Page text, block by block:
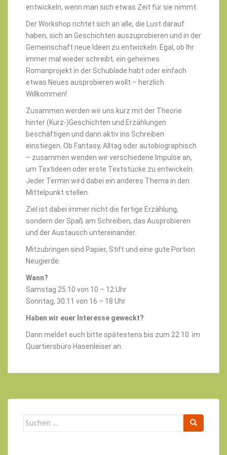
entwickeln, wenn man sich etwas Zeit für sie nimmt.
Der Workshop richtet sich an alle, die Lust darauf
haben, sich an Geschichten auszuprobieren und in der
Gemeinschaft neue Ideen zu entwickeln. Egal, ob Ihr
immer mal wieder schreibt, ein geheimes
Romanprojekt in der Schublade habt oder einfach
etwas Neues ausprobieren wollt – herzlich
Willkommen!
Zusammen werden wir uns kurz mit der Theorie
hinter (Kurz-)Geschichten und Erzählungen
beschäftigen und dann aktiv ins Schreiben
einstiegen. Ob Fantasy, Alltag oder autobiographisch
– zusammen wenden wir verschiedene Impulse an,
um Textideen oder erste Textstücke zu entwickeln.
Jeder Termin wird dabei ein anderes Thema in den
Mittelpunkt stellen.
Ziel ist dabei immer nicht die fertige Erzählung,
sondern der Spaß am Schreiben, das Ausprobieren
und der Austausch untereinander.
Mitzubringen sind Papier, Stift und eine gute Portion
Neugierde.
Wann?
Samstag 25.10 von 10 – 12 Uhr
Sonntag, 30.11 von 16 – 18 Uhr
Haben wir euer Interesse geweckt?
Dann meldet euch bitte spätestens bis zum 22.10. im
Quartiersbüro Hasenleiser an.